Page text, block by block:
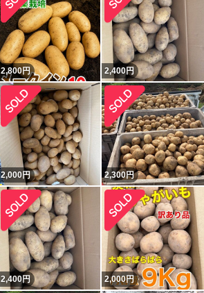
2,800円 2,400円
2,000円 2,300円
2,400円 2,000円